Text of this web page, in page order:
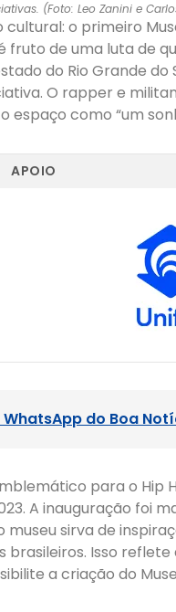
(Foto: Leo Zanini e
o primeiro
fruto de uma luta de
do Rio Grande do
O rapper e
espaço como “um
APOIO
do Boa
para o Hip
A inauguração foi
sirva de
Isso
a criação do